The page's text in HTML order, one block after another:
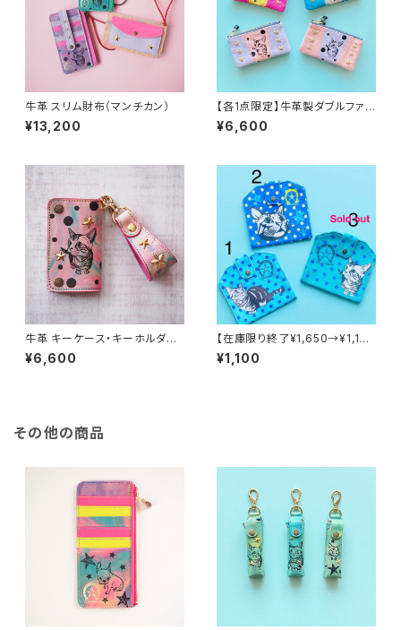
牛革 スリム財布（マンチカン）
¥13,200
【各1点限定】牛革製ダブルファス
ナーポーチS(マンチカン)
¥6,600
牛革 キーケース・キーホルダー
付き（マンチカン）
¥6,600
【在庫限り終了¥1,650→¥1,10
0】マスクケース（ネコ ブルー）
¥1,100
その他の商品